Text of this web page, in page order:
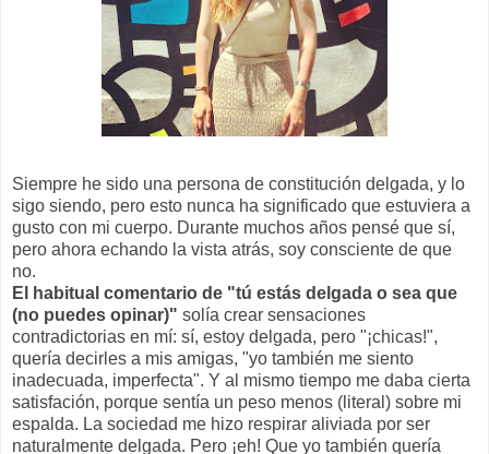
Siempre he sido una persona de constitución delgada, y lo
sigo siendo, pero esto nunca ha significado que estuviera a
gusto con mi cuerpo. Durante muchos años pensé que sí,
pero ahora echando la vista atrás, soy consciente de que
no.
El habitual comentario de "tú estás delgada o sea que
(no puedes opinar)" solía crear sensaciones
contradictorias en mí: sí, estoy delgada, pero "¡chicas!",
quería decirles a mis amigas, "yo también me siento
inadecuada, imperfecta". Y al mismo tiempo me daba cierta
satisfación, porque sentía un peso menos (literal) sobre mi
espalda. La sociedad me hizo respirar aliviada por ser
naturalmente delgada. Pero ¡eh! Que yo también quería